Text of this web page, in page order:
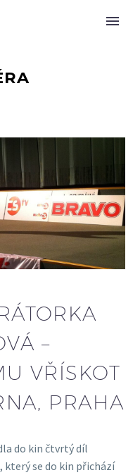
–
VŘÍSKOT
PRAHA
do kin čtvrtý díl
se do kin přichází